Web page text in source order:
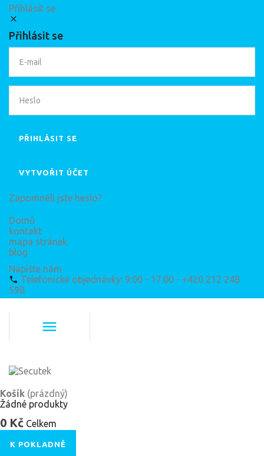
Přihlásit se
Přihlásit se
PŘIHLÁSIT SE
VYTVOŘIT ÚČET
Zapomněli jste heslo?
Domů
kontakt
mapa stránek
blog
Napište nám
Telefonické objednávky: 9:00 - 17:00 - +420 212 248
598
Košík (prázdný)
Žádné produkty
0 Kč Celkem
K POKLADNĚ